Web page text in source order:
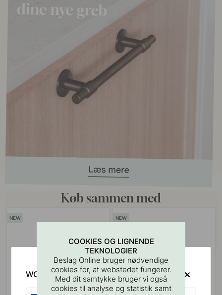
Køb sammen med
COOKIES OG LIGNENDE
TEKNOLOGIER
Beslag Online bruger nødvendige
cookies for, at webstedet fungerer.
Med dit samtykke bruger vi også
cookies til analyse og statistik samt
WOULD YOU RATHER VISIT?